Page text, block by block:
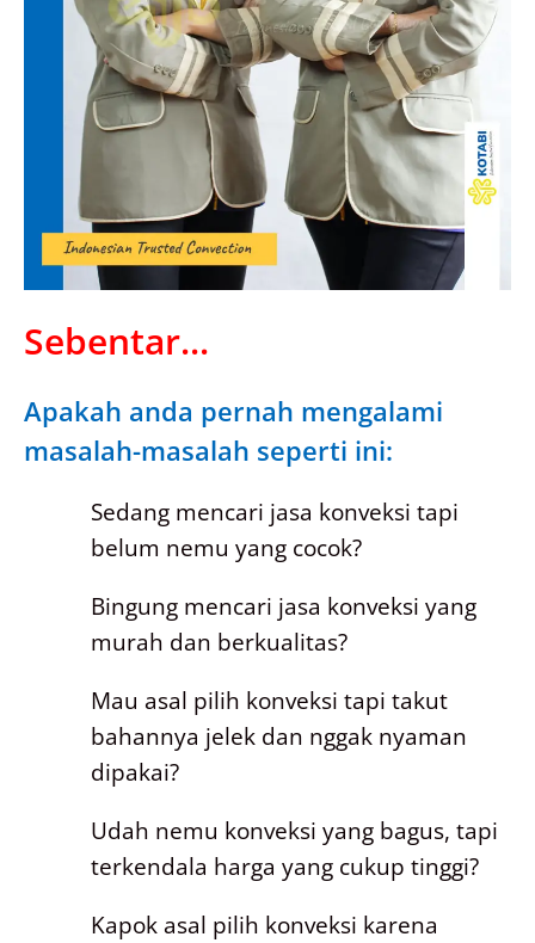
Sebentar...
Apakah anda pernah mengalami
masalah-masalah seperti ini:
Sedang mencari jasa konveksi tapi
belum nemu yang cocok?
Bingung mencari jasa konveksi yang
murah dan berkualitas?
Mau asal pilih konveksi tapi takut
bahannya jelek dan nggak nyaman
dipakai?
Udah nemu konveksi yang bagus, tapi
terkendala harga yang cukup tinggi?
Kapok asal pilih konveksi karena